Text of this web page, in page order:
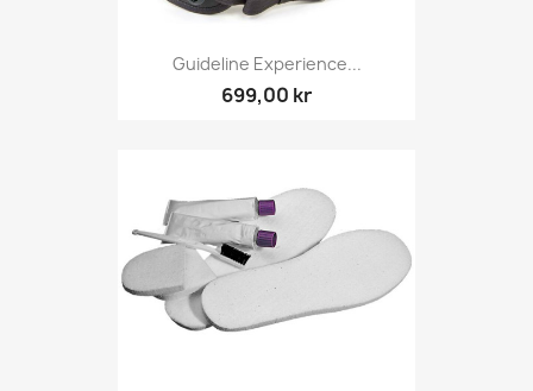
Guideline Experience...
699,00 kr